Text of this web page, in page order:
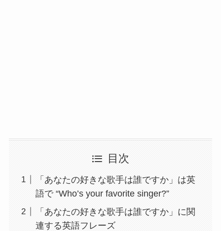
目次
「あなたの好きな歌手は誰ですか」は英
語で “Who’s your favorite singer?”
「あなたの好きな歌手は誰ですか」に関
連する英語フレーズ